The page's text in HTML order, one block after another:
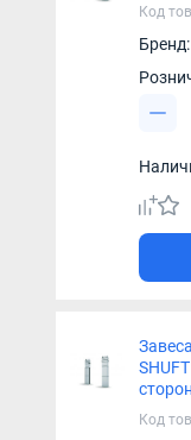
Код
Бренд:
Код